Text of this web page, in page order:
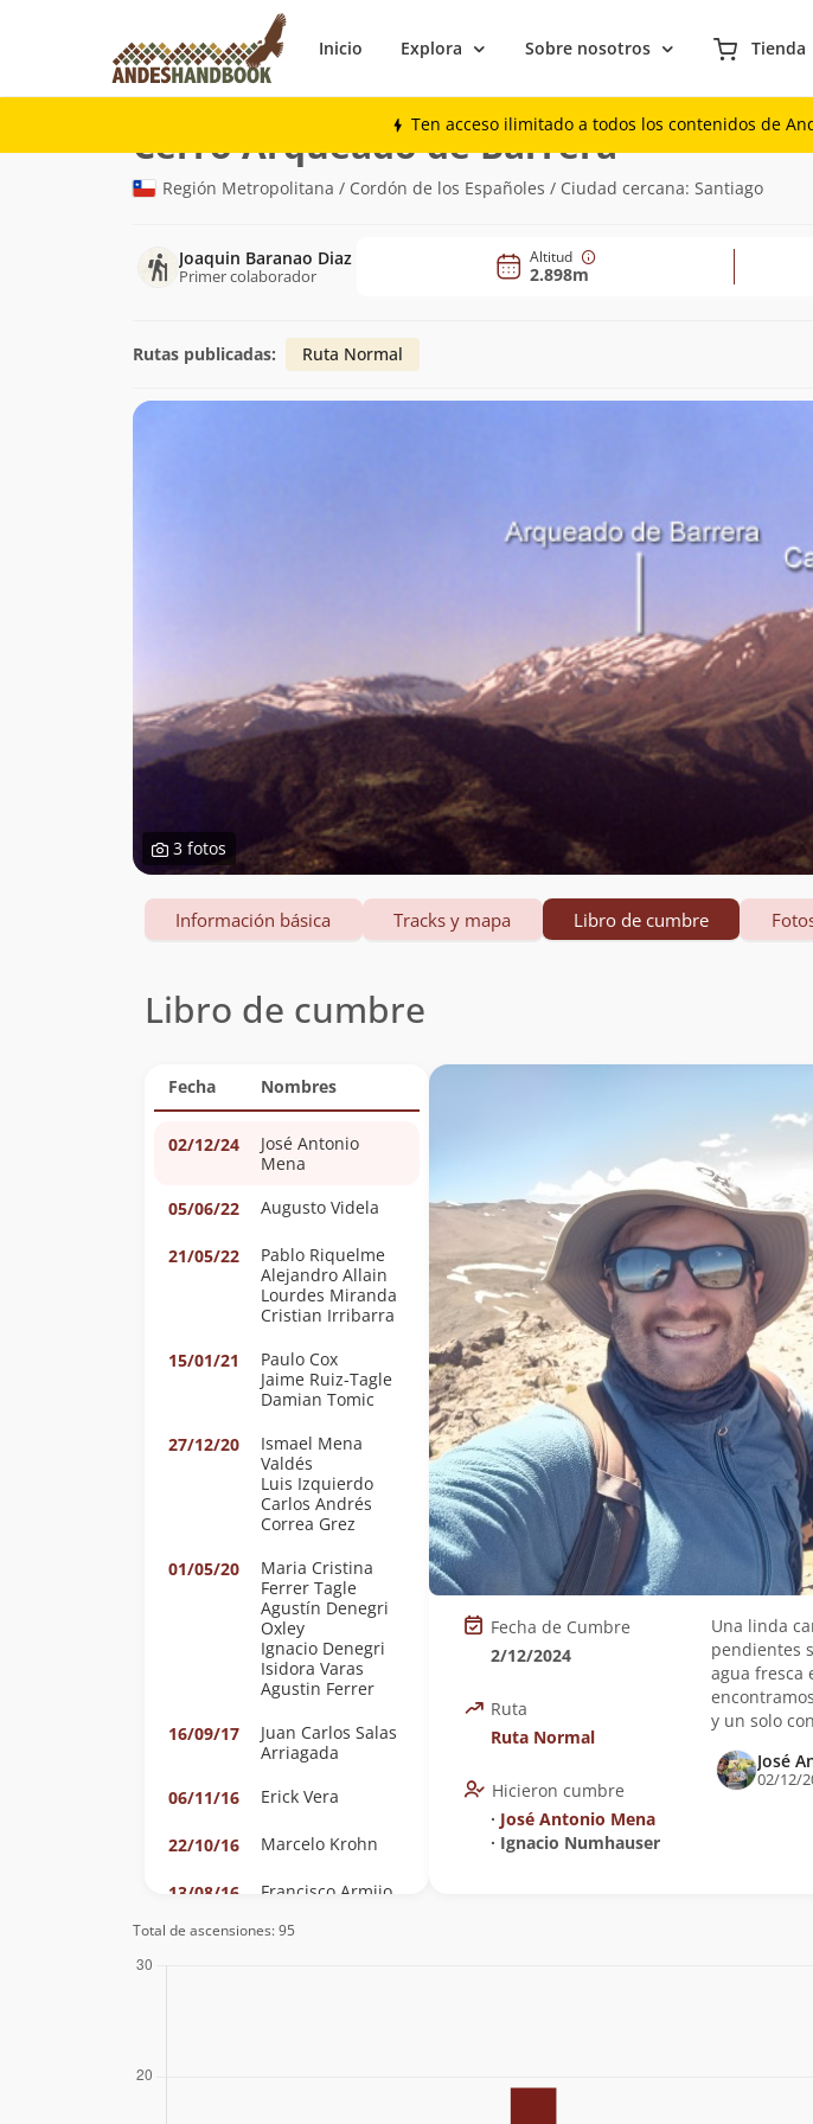
Inicio Explora Sobre nosotros Tienda
Ten acceso ilimitado a todos los contenidos de
Montaña
Cerro Arqueado de Barrera(2.898m)
Región Metropolitana / Cordón de los Españoles / Ciudad cercana: Santiago
Joaquin Baranao Diaz
Primer colaborador
Altitud
2.898m
Rutas publicadas: Ruta Normal
3 fotos
Información básica Tracks y mapa Libro de cumbre
Libro de cumbre
Fecha Nombres
02/12/24
José Antonio
Mena
05/06/22
Augusto Videla
21/05/22
Pablo Riquelme
Alejandro Allain
Lourdes Miranda
Cristian Irribarra
15/01/21
Paulo Cox
Jaime Ruiz-Tagle
Damian Tomic
27/12/20
Ismael Mena
Valdés
Luis Izquierdo
Carlos Andrés
Correa Grez
01/05/20
Maria Cristina
Ferrer Tagle
Agustín Denegri
Oxley
Ignacio Denegri
Isidora Varas
Agustin Ferrer
16/09/17
Juan Carlos Salas
Arriagada
06/11/16
Erick Vera
22/10/16 Marcelo Krohn
13/08/16 Francisco Armijo
17/05/15
Claudio
Fecha de Cumbre
2/12/2024
Ruta
Ruta Normal
Hicieron cumbre
∙ José Antonio Mena
∙ Ignacio Numhauser
Una linda
pendientes
agua fresca
y un solo
José
02/12/
Total de ascensiones: 95